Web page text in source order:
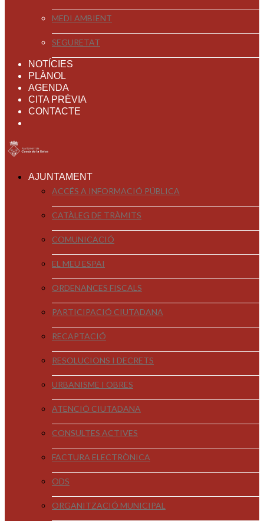
MEDI AMBIENT
SEGURETAT
NOTÍCIES
PLÀNOL
AGENDA
CITA PRÈVIA
CONTACTE
AJUNTAMENT
ACCÉS A INFORMACIÓ PÚBLICA
CATÀLEG DE TRÀMITS
COMUNICACIÓ
EL MEU ESPAI
ORDENANCES FISCALS
PARTICIPACIÓ CIUTADANA
RECAPTACIÓ
RESOLUCIONS I DECRETS
URBANISME I OBRES
ATENCIÓ CIUTADANA
CONSULTES ACTIVES
FACTURA ELECTRÒNICA
ODS
ORGANITZACIÓ MUNICIPAL